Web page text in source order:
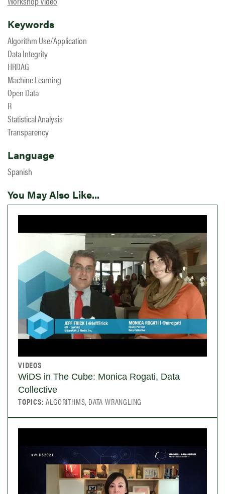
Keywords
Algorithm Use/Application
Data Integrity
HRDAG
Machine Learning
Open Data
R
Statistical Analysis
Transparency
Language
Spanish
You May Also Like...
VIDEOS
WiDS in The Cube: Monica Rogati, Data
Collective
TOPICS:ALGORITHMS, DATA WRANGLING